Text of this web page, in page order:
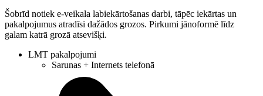
Šobrīd notiek e-veikala labiekārtošanas darbi, tāpēc iekārtas un
pakalpojumus atradīsi dažādos grozos. Pirkumi jānoformē līdz
galam katrā grozā atsevišķi.
LMT pakalpojumi
Sarunas + Internets telefonā